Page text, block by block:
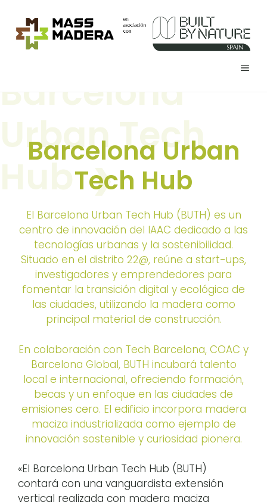
contenido
Barcelona
Urban Tech
Hub
Barcelona Urban
Tech Hub
El Barcelona Urban Tech Hub (BUTH) es un
centro de innovación del IAAC dedicado a las
tecnologías urbanas y la sostenibilidad.
Situado en el distrito 22@, reúne a start-ups,
investigadores y emprendedores para
fomentar la transición digital y ecológica de
las ciudades, utilizando la madera como
principal material de construcción.
En colaboración con Tech Barcelona, COAC y
Barcelona Global, BUTH incubará talento
local e internacional, ofreciendo formación,
becas y un enfoque en las ciudades de
emisiones cero. El edificio incorpora madera
maciza industrializada como ejemplo de
innovación sostenible y curiosidad pionera.
«El Barcelona Urban Tech Hub (BUTH)
contará con una vanguardista extensión
vertical realizada con madera maciza